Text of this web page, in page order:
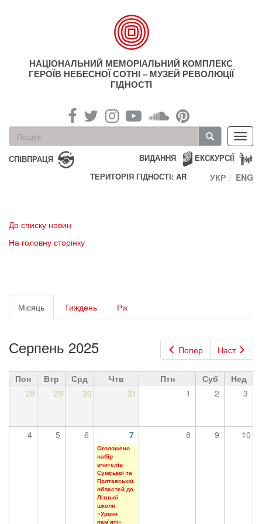
НАЦІОНАЛЬНИЙ МЕМОРІАЛЬНИЙ КОМПЛЕКС
ГЕРОЇВ НЕБЕСНОЇ СОТНІ – МУЗЕЙ РЕВОЛЮЦІЇ
ГІДНОСТІ
Пошукова
форма
Пошук
СПІВПРАЦЯ ЕКСКУРСІЇ
ВИДАННЯ
ТЕРИТОРІЯ ГІДНОСТІ: AR
УКР ENG
До списку новин
На головну сторінку
Первинні
вкладки
Місяць (активна
вкладка)
Тиждень Рік
Попер Наст
Серпень 2025
Пон Втр Срд Чтв Птн Суб
Нед
28
29 30 31 1 2 3
4 5 6 7 8 9 10
Оголошено
набір
вчителів
Сумської та
Полтавської
областей до
Літньої
школи
«Уроки
пам’яті»